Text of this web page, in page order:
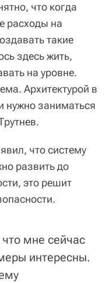
что когда
расходы на
такие
здесь жить,
на уровне.
Архитектурой в
нужно заниматься
что систему
развить до
это решит
мне сейчас
интересны.